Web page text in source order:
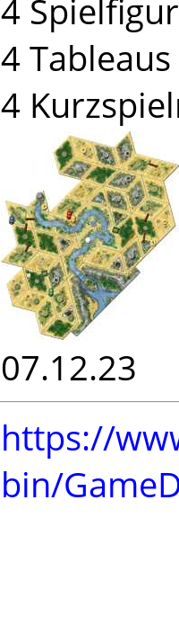
4
4 Tableaus
4
07.12.23
https://
bin/